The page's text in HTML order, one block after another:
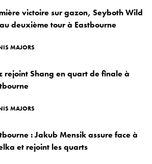
victoire sur gazon, Seyboth Wild
deuxième tour à Eastbourne
MAJORS
rejoint Shang en quart de finale à
MAJORS
: Jakub Mensik assure face à
et rejoint les quarts